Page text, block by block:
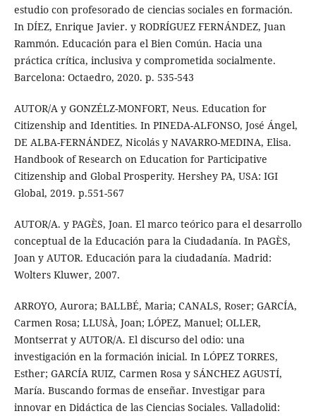
estudio con profesorado de ciencias sociales en formación.
In DÍEZ, Enrique Javier. y RODRÍGUEZ FERNÁNDEZ, Juan
Rammón. Educación para el Bien Común. Hacia una
práctica crítica, inclusiva y comprometida socialmente.
Barcelona: Octaedro, 2020. p. 535-543
AUTOR/A y GONZÉLZ-MONFORT, Neus. Education for
Citizenship and Identities. In PINEDA-ALFONSO, José Ángel,
DE ALBA-FERNÁNDEZ, Nicolás y NAVARRO-MEDINA, Elisa.
Handbook of Research on Education for Participative
Citizenship and Global Prosperity. Hershey PA, USA: IGI
Global, 2019. p.551-567
AUTOR/A. y PAGÈS, Joan. El marco teórico para el desarrollo
conceptual de la Educación para la Ciudadanía. In PAGÈS,
Joan y AUTOR. Educación para la ciudadanía. Madrid:
Wolters Kluwer, 2007.
ARROYO, Aurora; BALLBÉ, Maria; CANALS, Roser; GARCÍA,
Carmen Rosa; LLUSÀ, Joan; LÓPEZ, Manuel; OLLER,
Montserrat y AUTOR/A. El discurso del odio: una
investigación en la formación inicial. In LÓPEZ TORRES,
Esther; GARCÍA RUIZ, Carmen Rosa y SÁNCHEZ AGUSTÍ,
María. Buscando formas de enseñar. Investigar para
innovar en Didáctica de las Ciencias Sociales. Valladolid: